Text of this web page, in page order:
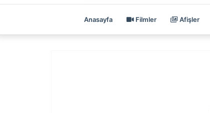
Anasayfa Filmler Afişler